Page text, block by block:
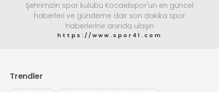
Şehrimizin spor kulübü Kocaelispor'un en güncel
haberleri ve gündeme dair son dakika spor
haberlerine anında ulaşın
https://www.spor41.com
Trendler